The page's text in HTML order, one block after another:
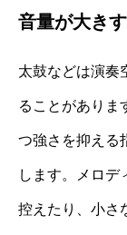
音量が大き
太鼓などは演奏
ることがありま
つ強さを抑える
します。メロデ
控えたり、小さ